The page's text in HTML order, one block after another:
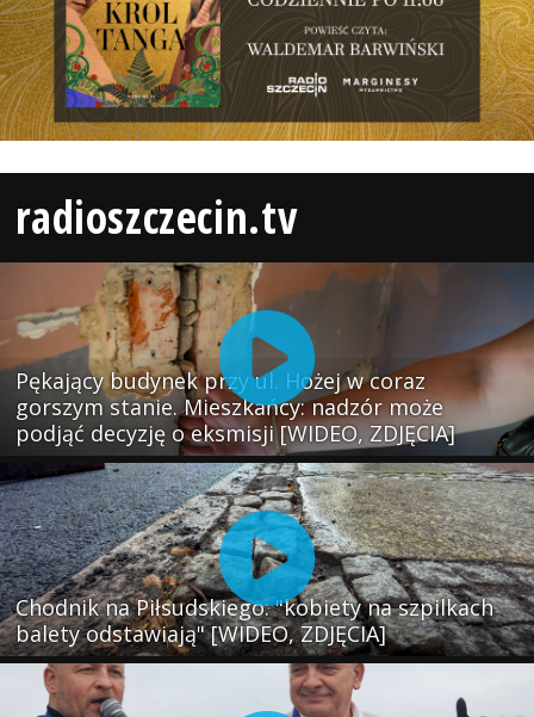
radioszczecin.tv
Pękający budynek przy ul. Hożej w coraz
gorszym stanie. Mieszkańcy: nadzór może
podjąć decyzję o eksmisji [WIDEO, ZDJĘCIA]
Chodnik na Piłsudskiego: "kobiety na szpilkach
balety odstawiają" [WIDEO, ZDJĘCIA]